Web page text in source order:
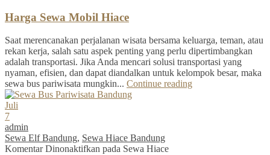
Harga Sewa Mobil Hiace
Saat merencanakan perjalanan wisata bersama keluarga, teman, atau
rekan kerja, salah satu aspek penting yang perlu dipertimbangkan
adalah transportasi. Jika Anda mencari solusi transportasi yang
nyaman, efisien, dan dapat diandalkan untuk kelompok besar, maka
sewa bus pariwisata mungkin... Continue reading
Juli
7
admin
Sewa Elf Bandung, Sewa Hiace Bandung
Komentar Dinonaktifkan pada Sewa Hiace